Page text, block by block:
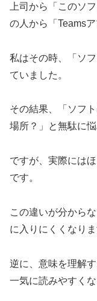
上司から「このソ
の人から「Teams
私はその時、「ソ
ていました。
その結果、「ソフ
場所？」と無駄に悩
ですが、実際には
です。
この違いが分から
に入りにくくなりま
逆に、意味を理解
一気に読みやすくな